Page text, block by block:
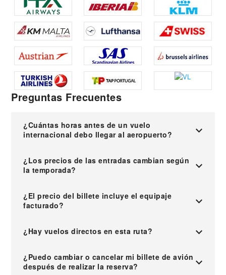
Preguntas Frecuentes
¿Cuántas horas antes de un vuelo
internacional debo llegar al aeropuerto?
¿Los precios de las entradas cambian según
la temporada?
¿El precio del billete incluye el equipaje
facturado?
¿Hay vuelos directos en esta ruta?
¿Puedo cambiar o cancelar mi billete de avión
después de realizar la reserva?